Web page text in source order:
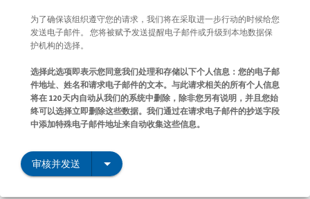
为了确保该组织遵守您的请求，我们将在采取进一步行动的时候给您
发送电子邮件。 您将被赋予发送提醒电子邮件或升级到本地数据保
护机构的选择。
选择此选项即表示您同意我们处理和存储以下个人信息：您的电子邮
件地址、姓名和请求电子邮件的文本。与此请求相关的所有个人信息
将在 120 天内自动从我们的系统中删除，除非您另有说明，并且您始
终可以选择立即删除这些数据。我们通过在请求电子邮件的抄送字段
中添加特殊电子邮件地址来自动收集这些信息。
审核并发送